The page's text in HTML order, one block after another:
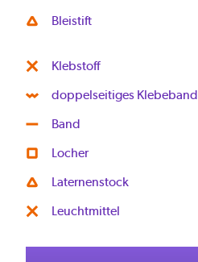
Bleistift
Klebstoff
doppelseitiges Klebeband
Band
Locher
Laternenstock
Leuchtmittel